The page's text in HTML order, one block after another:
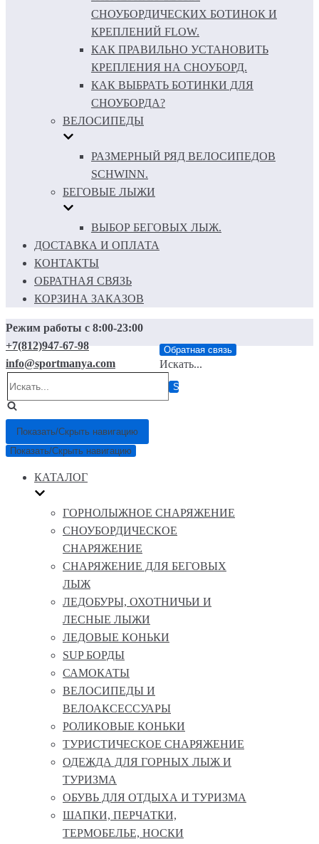
СНОУБОРДИЧЕСКИХ БОТИНОК И
КРЕПЛЕНИЙ FLOW.
КАК ПРАВИЛЬНО УСТАНОВИТЬ
КРЕПЛЕНИЯ НА СНОУБОРД.
КАК ВЫБРАТЬ БОТИНКИ ДЛЯ
СНОУБОРДА?
ВЕЛОСИПЕДЫ
РАЗМЕРНЫЙ РЯД ВЕЛОСИПЕДОВ
SCHWINN.
БЕГОВЫЕ ЛЫЖИ
ВЫБОР БЕГОВЫХ ЛЫЖ.
ДОСТАВКА И ОПЛАТА
КОНТАКТЫ
ОБРАТНАЯ СВЯЗЬ
КОРЗИНА ЗАКАЗОВ
Режим работы с 8:00-23:00
+7(812)947-67-98
info@sportmanya.com
Обратная связь
Искать...
Показать/Скрыть навигацию
Показать/Скрыть навигацию
КАТАЛОГ
ГОРНОЛЫЖНОЕ СНАРЯЖЕНИЕ
СНОУБОРДИЧЕСКОЕ
СНАРЯЖЕНИЕ
СНАРЯЖЕНИЕ ДЛЯ БЕГОВЫХ
ЛЫЖ
ЛЕДОБУРЫ, ОХОТНИЧЬИ И
ЛЕСНЫЕ ЛЫЖИ
ЛЕДОВЫЕ КОНЬКИ
SUP БОРДЫ
САМОКАТЫ
ВЕЛОСИПЕДЫ И
ВЕЛОАКСЕССУАРЫ
РОЛИКОВЫЕ КОНЬКИ
ТУРИСТИЧЕСКОЕ СНАРЯЖЕНИЕ
ОДЕЖДА ДЛЯ ГОРНЫХ ЛЫЖ И
ТУРИЗМА
ОБУВЬ ДЛЯ ОТДЫХА И ТУРИЗМА
ШАПКИ, ПЕРЧАТКИ,
ТЕРМОБЕЛЬЕ, НОСКИ